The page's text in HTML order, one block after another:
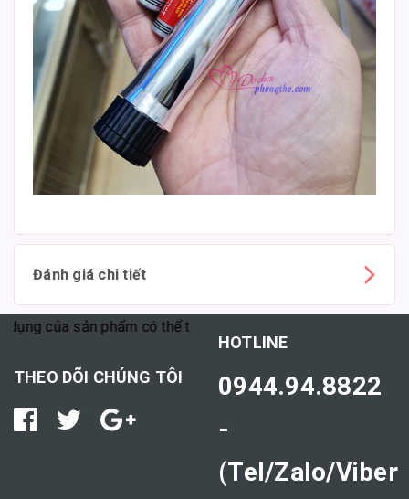
Đánh giá chi tiết
của sản phẩm có thể tùy thuộc vào cơ địa mỗi người."
THEO DÕI CHÚNG TÔI
HOTLINE
0944.94.8822
-
(Tel/Zalo/Viber